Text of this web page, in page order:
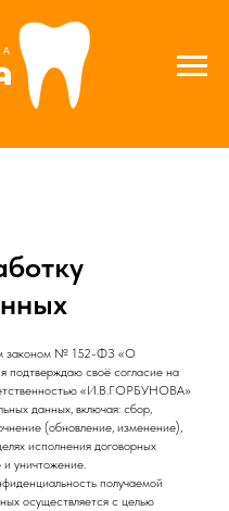
законом № 152-ФЗ «О
подтверждаю своё согласие на
«И.В.ГОРБУНОВА»
данных, включая: сбор,
(обновление, изменение),
исполнения договорных
и уничтожение.
получаемой
осуществляется с целью